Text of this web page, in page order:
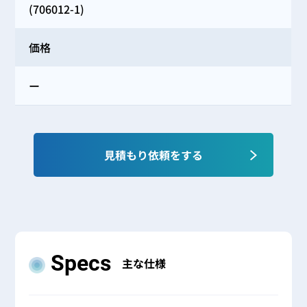
(706012-1)
価格
ー
見積もり依頼をする
Specs 主な仕様